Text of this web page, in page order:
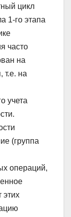
цикл
1-го этапа
часто
на
т.е. на
учета
(группа
операций,
этих